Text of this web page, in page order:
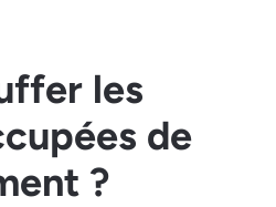
les
de
?